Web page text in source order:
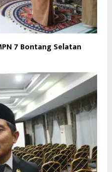
7 Bontang Selatan